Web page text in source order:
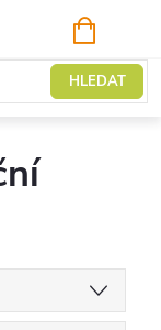
HLEDAT
KOŠÍK